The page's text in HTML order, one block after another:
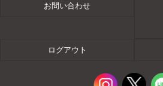
お問い合わせ
ログアウト